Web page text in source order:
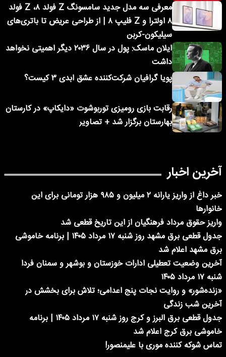
معرفی سه مدل جدید سامسونگ Z فولد ۸، Z فولد
۸ اولترا و Z فلیپ ۸ | از طراحی عریض تا باتری‌های
سیلیکون-کربن
ایلان ماسک: پول در سال ۲۰۳۶ دیگر اهمیتی نخواهد
داشت
پویا گرافیان شرکت‌کننده عشق ابدی ۳ کیست؟
رقابت بازی رومیزی توربوشوت «دایکاپ» در کارستان
بهارستان برگزار شد + تصاویر
آخرین اخبار
خبر داغ از واریز یارانه ۲ میلیون و ۹۸۵ هزار تومانی برای این
خانوارها
واریز حقوق مرداد فرهنگیان از این تاریخ قطعی شد
جدول قطعی برق مشهد روز شنبه ۱۷ مرداد ۱۴۰۵ | برنامه خاموشی
برق مشهد اعلام شد
آخرین وضعیت تعطیلی ادارات خوزستان و بوشهر و سمنان فردا
شنبه ۱۷ مرداد ۱۴۰۵
«زنده‌شور» و روایت نجات پنج اعدامی؛ تلاش برای بخشش در
آخرین شب زندگی
جدول قطعی برق البرز و کرج روز شنبه ۱۷ مرداد ۱۴۰۵ | برنامه
خاموشی برق کرج اعلام شد
تماس شوکه کننده موری با علیمنصور!